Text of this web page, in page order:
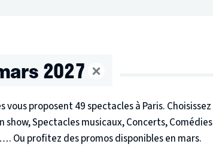
2027
proposent 49 spectacles à Paris. Choisissez
Spectacles musicaux, Concerts, Comédies
Ou profitez des promos disponibles en mars.